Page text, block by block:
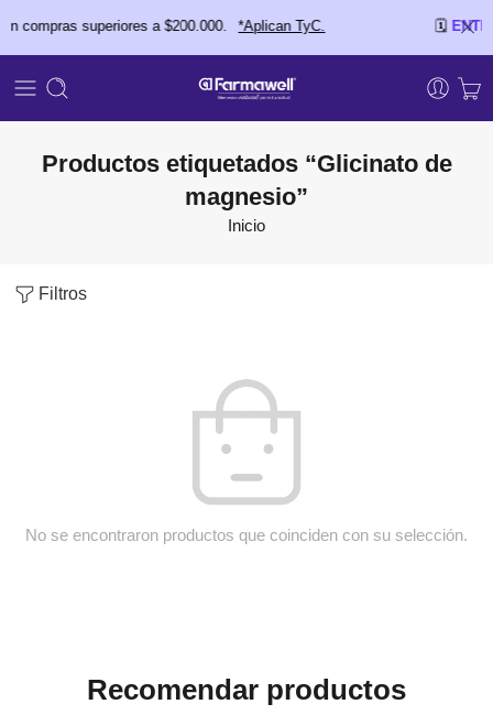
superiores a $200.000. *Aplican TyC.
Productos etiquetados “Glicinato de
magnesio”
Inicio
Filtros
No se encontraron productos que coinciden con su selección.
Recomendar productos